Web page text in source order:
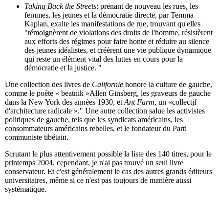
Taking Back the Streets: prenant de nouveau les rues, les
femmes, les jeunes et la démocratie directe, par Temma
Kaplan, exalte les manifestations de rue, trouvant qu'elles
"témoignèrent de violations des droits de l'homme, résistèrent
aux efforts des régimes pour faire honte et réduire au silence
des jeunes idéalistes, et créèrent une vie publique dynamique
qui reste un élément vital des luttes en cours pour la
démocratie et la justice. "
Une collection des livres de Californie honore la culture de gauche,
comme le poète « beatnik »Allen Ginsberg, les graveurs de gauche
dans la New York des années 1930, et Ant Farm, un «collectjf
d'architecture radicale »." Une autre collection salue les activistes
politiques de gauche, tels que les syndicats américains, les
consommateurs américains rebelles, et le fondateur du Parti
communiste tibétain.
Scrutant le plus attentivement possible la liste des 140 titres, pour le
printemps 2004, cependant, je n'ai pas trouvé un seul livre
conservateur. Et c'est généralement le cas des autres grands éditeurs
universitaires, même si ce n'est pas toujours de manière aussi
systématique.